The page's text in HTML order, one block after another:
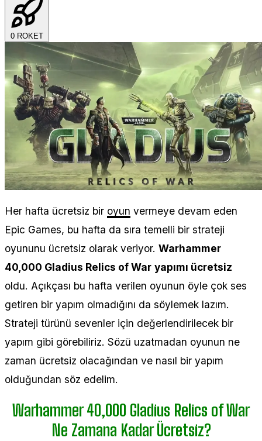
0 ROKET
Her hafta ücretsiz bir oyun vermeye devam eden
Epic Games, bu hafta da sıra temelli bir strateji
oyununu ücretsiz olarak veriyor. Warhammer
40,000 Gladius Relics of War yapımı ücretsiz
oldu. Açıkçası bu hafta verilen oyunun öyle çok ses
getiren bir yapım olmadığını da söylemek lazım.
Strateji türünü sevenler için değerlendirilecek bir
yapım gibi görebiliriz. Sözü uzatmadan oyunun ne
zaman ücretsiz olacağından ve nasıl bir yapım
olduğundan söz edelim.
Warhammer 40,000 Gladius Relics of War
Ne Zamana Kadar Ücretsiz?